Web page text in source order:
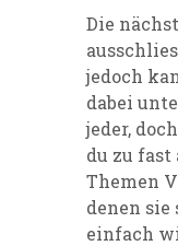
Die
jedoch
dabei
jeder,
du zu fast
Themen
denen
einfach